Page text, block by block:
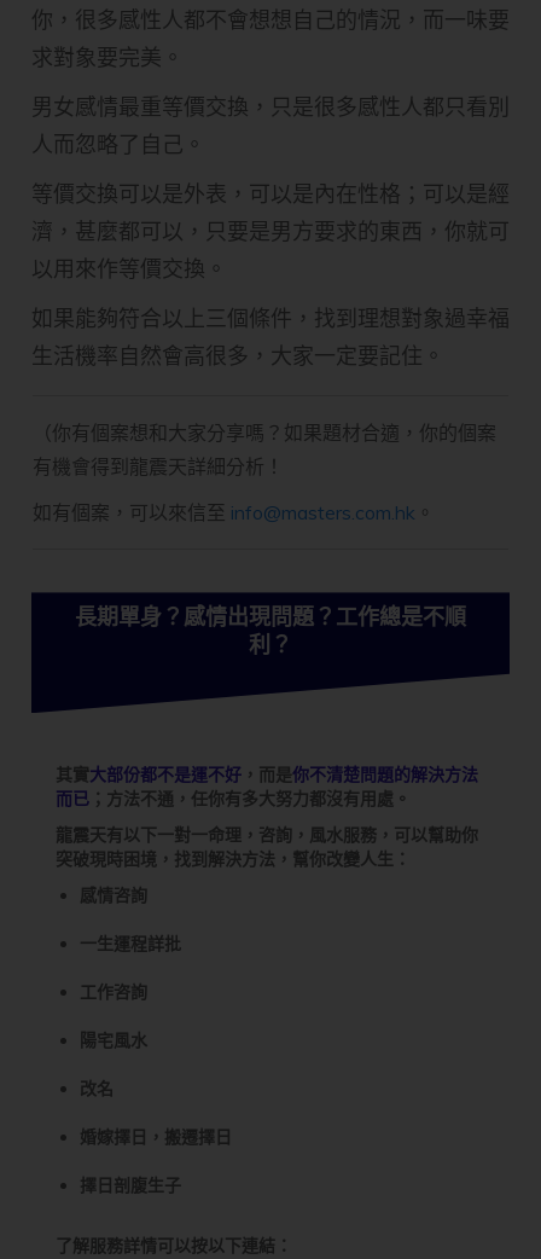
你，很多感性人都不會想想自己的情況，而一味要
求對象要完美。
男女感情最重等價交換，只是很多感性人都只看別
人而忽略了自己。
等價交換可以是外表，可以是內在性格；可以是經
濟，甚麼都可以，只要是男方要求的東西，你就可
以用來作等價交換。
如果能夠符合以上三個條件，找到理想對象過幸福
生活機率自然會高很多，大家一定要記住。
（你有個案想和大家分享嗎？如果題材合適，你的個案
有機會得到龍震天詳細分析！
如有個案，可以來信至 info@masters.com.hk 。
長期單身？感情出現問題？工作總是不順
利？
其實大部份都不是運不好 ，而是你不清楚問題的解決方法
而已 ；方法不通，任你有多大努力都沒有用處。
龍震天有以下一對一命理，咨詢，風水服務，可以幫助你
突破現時困境，找到解決方法，幫你改變人生：
感情咨詢
一生運程詳批
工作咨詢
陽宅風水
改名
婚嫁擇日，搬遷擇日
擇日剖腹生子
了解服務詳情可以按以下連結：